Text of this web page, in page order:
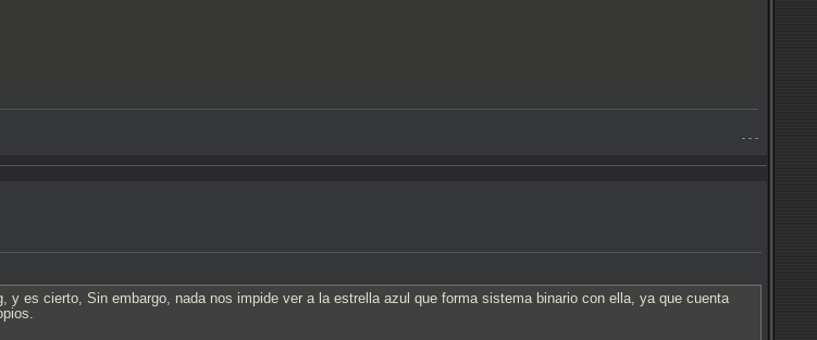
- - -
y es cierto, Sin embargo, nada nos impide ver a la estrella azul que forma sistema binario con ella, ya que cuenta